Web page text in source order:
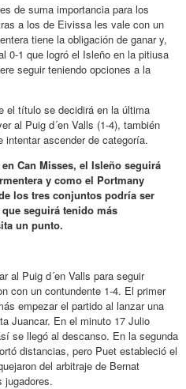
de suma importancia para los
a los de Eivissa les vale con un
tiene la obligación de ganar y,
0-1 que logró el Isleño en la pitiusa
seguir teniendo opciones a la
el título se decidirá en la última
al Puig d´en Valls (1-4), también
intentar ascender de categoría.
Can Misses, el Isleño seguirá
y como el Portmany
los tres conjuntos podría ser
seguirá tenido más
un punto.
al Puig d´en Valls para seguir
con un contundente 1-4. El primer
empezar el partido al lanzar una
Juancar. En el minuto 17 Julio
se llegó al descanso. En la segunda
distancias, pero Puet estableció el
del arbitraje de Bernat
jugadores.